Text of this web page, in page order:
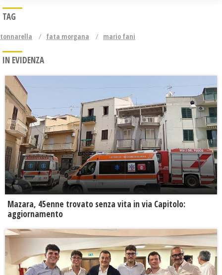
TAG
tonnarella fata morgana mario fani
IN EVIDENZA
Mazara, 45enne trovato senza vita in via Capitolo:
aggiornamento